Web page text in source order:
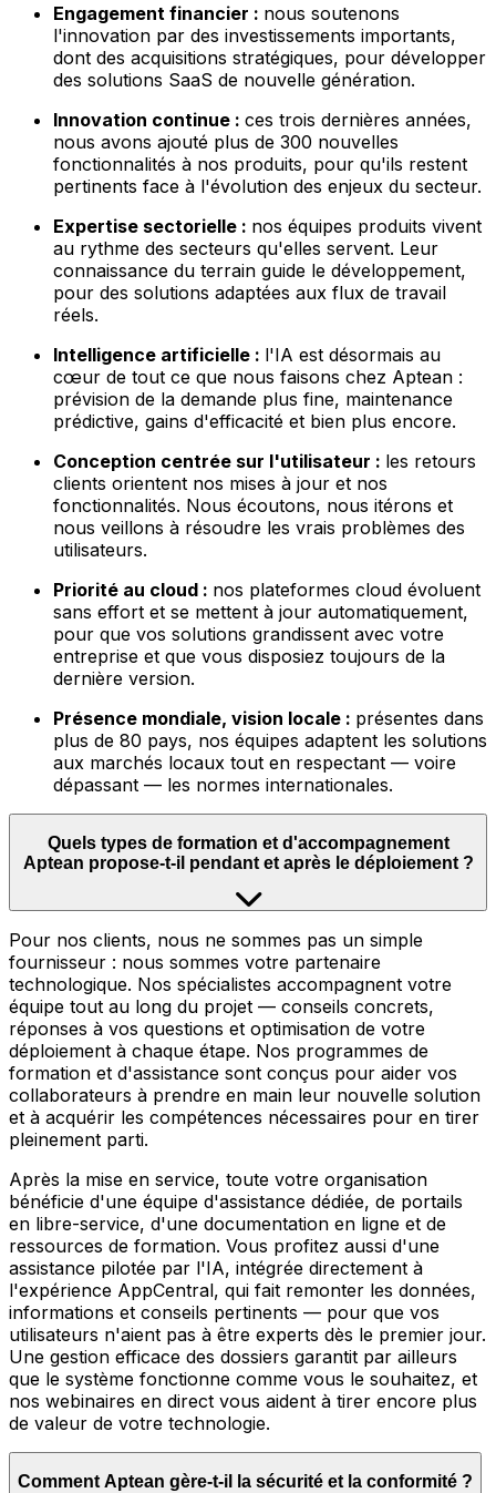
Engagement financier : nous soutenons
l'innovation par des investissements importants,
dont des acquisitions stratégiques, pour développer
des solutions SaaS de nouvelle génération.
Innovation continue : ces trois dernières années,
nous avons ajouté plus de 300 nouvelles
fonctionnalités à nos produits, pour qu'ils restent
pertinents face à l'évolution des enjeux du secteur.
Expertise sectorielle : nos équipes produits vivent
au rythme des secteurs qu'elles servent. Leur
connaissance du terrain guide le développement,
pour des solutions adaptées aux flux de travail
réels.
Intelligence artificielle : l'IA est désormais au
cœur de tout ce que nous faisons chez Aptean :
prévision de la demande plus fine, maintenance
prédictive, gains d'efficacité et bien plus encore.
Conception centrée sur l'utilisateur : les retours
clients orientent nos mises à jour et nos
fonctionnalités. Nous écoutons, nous itérons et
nous veillons à résoudre les vrais problèmes des
utilisateurs.
Priorité au cloud : nos plateformes cloud évoluent
sans effort et se mettent à jour automatiquement,
pour que vos solutions grandissent avec votre
entreprise et que vous disposiez toujours de la
dernière version.
Présence mondiale, vision locale : présentes dans
plus de 80 pays, nos équipes adaptent les solutions
aux marchés locaux tout en respectant — voire
dépassant — les normes internationales.
Quels types de formation et d'accompagnement
Aptean propose-t-il pendant et après le déploiement ?
Pour nos clients, nous ne sommes pas un simple
fournisseur : nous sommes votre partenaire
technologique. Nos spécialistes accompagnent votre
équipe tout au long du projet — conseils concrets,
réponses à vos questions et optimisation de votre
déploiement à chaque étape. Nos programmes de
formation et d'assistance sont conçus pour aider vos
collaborateurs à prendre en main leur nouvelle solution
et à acquérir les compétences nécessaires pour en tirer
pleinement parti.
Après la mise en service, toute votre organisation
bénéficie d'une équipe d'assistance dédiée, de portails
en libre-service, d'une documentation en ligne et de
ressources de formation. Vous profitez aussi d'une
assistance pilotée par l'IA, intégrée directement à
l'expérience AppCentral, qui fait remonter les données,
informations et conseils pertinents — pour que vos
utilisateurs n'aient pas à être experts dès le premier jour.
Une gestion efficace des dossiers garantit par ailleurs
que le système fonctionne comme vous le souhaitez, et
nos webinaires en direct vous aident à tirer encore plus
de valeur de votre technologie.
Comment Aptean gère-t-il la sécurité et la conformité ?